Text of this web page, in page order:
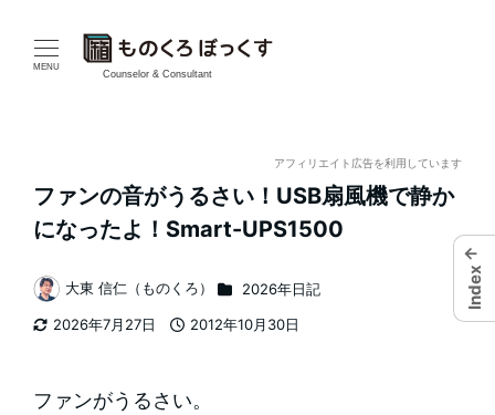
MENU
Counselor & Consultant
アフィリエイト広告を利用しています
ファンの音がうるさい！USB扇風機で静か
になったよ！Smart-UPS1500
2026年7月27日
2012年10月30日
著
者
大東 信仁（ものくろ） カテゴリー
2026年日記
ファンがうるさい。
←
Index